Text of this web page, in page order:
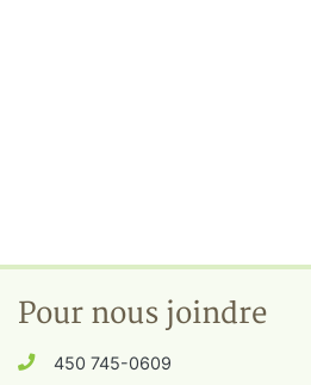
Pour nous joindre
450 745-0609